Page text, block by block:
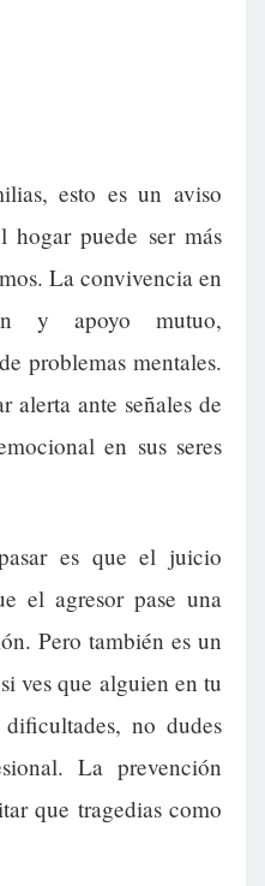
esto es un aviso
puede ser más
La convivencia en
y apoyo mutuo,
problemas mentales.
alerta ante señales de
en sus seres
es que el juicio
el agresor pase una
Pero también es un
ves que alguien en tu
no dudes
La prevención
que tragedias como